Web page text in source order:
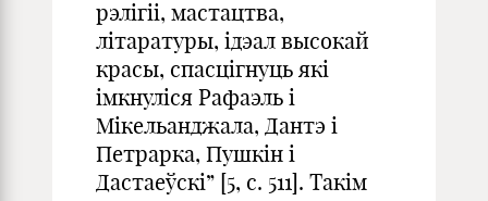
рэлігіі, мастацтва,
літаратуры, ідэал высокай
красы, спасцігнуць які
імкнуліся Рафаэль і
Мікельанджала, Дантэ і
Петрарка, Пушкін і
Дастаеўскі” [5, с. 511]. Такім